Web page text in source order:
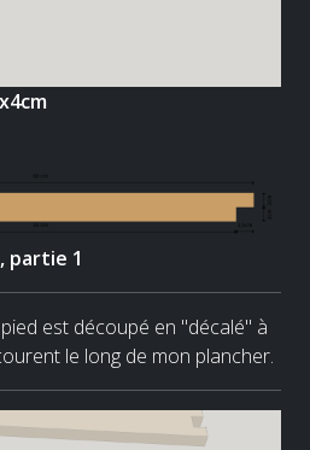
partie 1
est découpé en "décalé" à
le long de mon plancher.